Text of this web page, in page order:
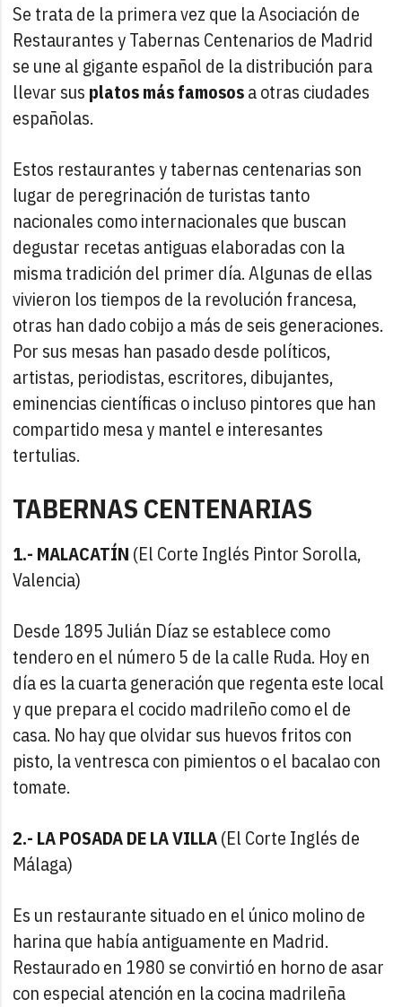
Se trata de la primera vez que la Asociación de
Restaurantes y Tabernas Centenarios de Madrid
se une al gigante español de la distribución para
llevar sus platos más famososa otras ciudades
españolas.
Estos restaurantes y tabernas centenarias son
lugar de peregrinación de turistas tanto
nacionales como internacionales que buscan
degustar recetas antiguas elaboradas con la
misma tradición del primer día. Algunas de ellas
vivieron los tiempos de la revolución francesa,
otras han dado cobijo a más de seis generaciones.
Por sus mesas han pasado desde políticos,
artistas, periodistas, escritores, dibujantes,
eminencias científicas o incluso pintores que han
compartido mesa y mantel e interesantes
tertulias.
TABERNAS CENTENARIAS
1.- MALACATÍN (El Corte Inglés Pintor Sorolla,
Valencia)
Desde 1895 Julián Díaz se establece como
tendero en el número 5 de la calle Ruda. Hoy en
día es la cuarta generación que regenta este local
y que prepara el cocido madrileño como el de
casa. No hay que olvidar sus huevos fritos con
pisto, la ventresca con pimientos o el bacalao con
tomate.
2.- LA POSADA DE LA VILLA(El Corte Inglés de
Málaga)
Es un restaurante situado en el único molino de
harina que había antiguamente en Madrid.
Restaurado en 1980 se convirtió en horno de asar
con especial atención en la cocina madrileña